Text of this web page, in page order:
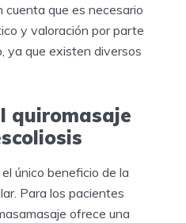
que es necesario
y valoración por parte
ya que existen diversos
quiromasaje
único beneficio de la
Para los pacientes
ofrece una